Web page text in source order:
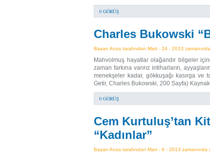
0 GÖRÜŞ
Charles Bukowski
Bayan Arıza tarafından Mart - 24 - 2013 zamanında
Mahvolmuş hayatlar olağandır bilgeler
zaman farkına varırız intiharların,
menekşeler kadar, gökkuşağı kasırga ve
Getir, Charles Bukowski, 200 Sayfa)
0 GÖRÜŞ
Cem Kurtuluş’tan
“Kadınlar”
Bayan Arıza tarafından Mart - 6 - 2013 zamanında